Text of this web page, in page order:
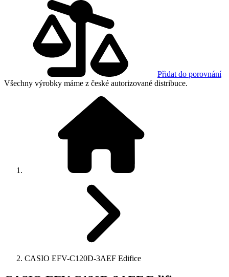
Přidat do porovnání
Všechny výrobky máme z české autorizované distribuce.
CASIO EFV-C120D-3AEF Edifice